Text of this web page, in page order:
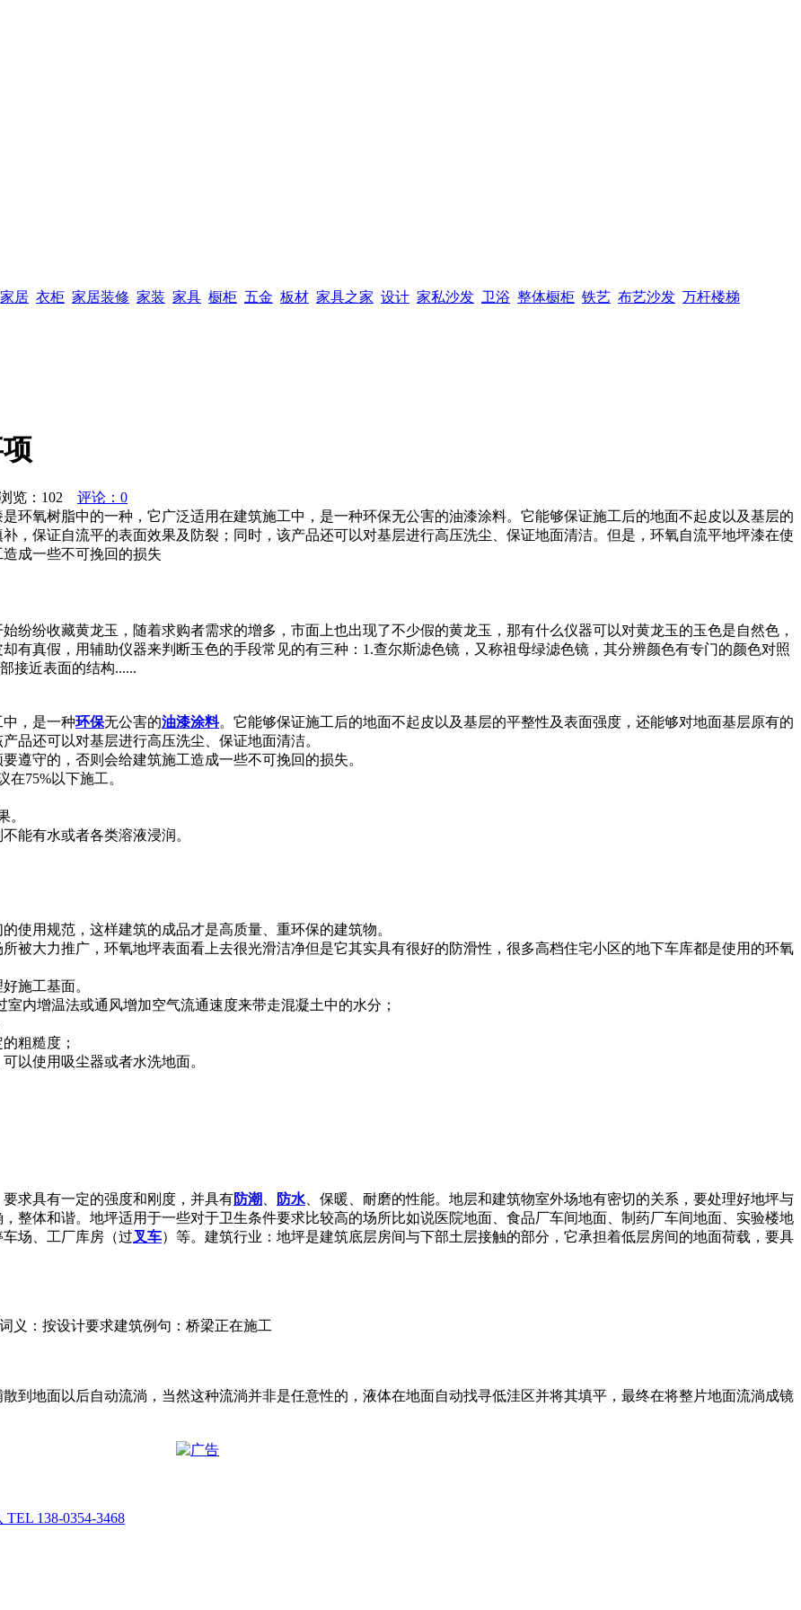
家居 衣柜 家居装修 家装 家具 橱柜 五金 板材 家具之家 设计 家私沙发 卫浴 整体橱柜 铁艺 布艺沙发 万杆楼梯
览： 102
评论：0
环氧树脂中的一种，它广泛适用在建筑施工中，是一种环保无公害的油漆涂料。它能够保证施工后的地面不起皮以及基层的
，保证自流平的表面效果及防裂；同时，该产品还可以对基层进行高压洗尘、保证地面清洁。但是，环氧自流平地坪漆在使
成一些不可挽回的损失
纷纷收藏黄龙玉，随着求购者需求的增多，市面上也出现了不少假的黄龙玉，那有什么仪器可以对黄龙玉的玉色是自然色，
有真假，用辅助仪器来判断玉色的手段常见的有三种：1.查尔斯滤色镜，又称祖母绿滤色镜，其分辨颜色有专门的颜色对照
接近表面的结构......
，是一种环保无公害的油漆涂料。它能够保证施工后的地面不起皮以及基层的平整性及表面强度，还能够对地面基层原有的
品还可以对基层进行高压洗尘、保证地面清洁。
遵守的，否则会给建筑施工造成一些不可挽回的损失。
75%以下施工。
。
能有水或者各类溶液浸润。
使用规范，这样建筑的成品才是高质量、重环保的建筑物。
被大力推广，环氧地坪表面看上去很光滑洁净但是它其实具有很好的防滑性，很多高档住宅小区的地下车库都是使用的环氧
施工基面。
内增温法或通风增加空气流通速度来带走混凝土中的水分；
粗糙度；
以使用吸尘器或者水洗地面。
求具有一定的强度和刚度，并具有防潮 防水 、保暖、耐磨的性能。地层和建筑物室外场地有密切的关系，要处理好地坪与
整体和谐。地坪适用于一些对于卫生条件要求比较高的场所比如说医院地面、食品厂车间地面、制药厂车间地面、实验楼地
场、工厂库房（过叉车）等。建筑行业：地坪是建筑底层房间与下部土层接触的部分，它承担着低层房间的地面荷载，要具
义：按设计要求建筑例句：桥梁正在施工
到地面以后自动流淌，当然这种流淌并非是任意性的，液体在地面自动找寻低洼区并将其填平，最终在将整片地面流淌成镜
138-0354-3468